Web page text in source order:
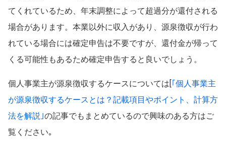
てくれているため、年末調整によって超過分が還付される
場合があります。本業以外に収入があり、源泉徴収が行わ
れている場合には確定申告は不要ですが、還付金が帰って
くる可能性もあるため確定申告すると良いでしょう。
個人事業主が源泉徴収するケースについては[｢個人事業主
が源泉徴収するケースとは？記載項目やポイント、計算方
法を解説｣の記事でもまとめているので興味のある方はご
覧ください｡